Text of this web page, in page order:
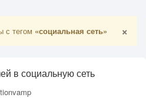
с тегом «социальная сеть» ×
в социальную сеть